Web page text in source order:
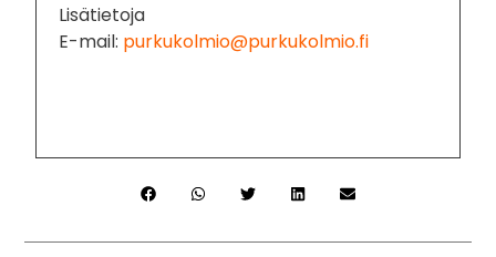
Lisätietoja
E-mail: purkukolmio@purkukolmio.fi